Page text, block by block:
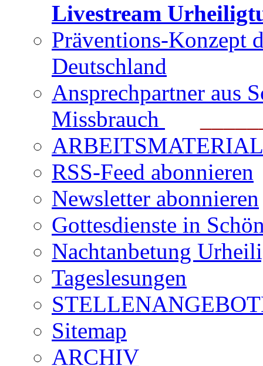
Livestream
Präventions-Konzept
Deutschland
Ansprechpartner aus
Missbrauch
ARBEITSMATERIAL
RSS-Feed abonnieren
Newsletter abonnieren
Gottesdienste in
Nachtanbetung
Tageslesungen
Sitemap
ARCHIV